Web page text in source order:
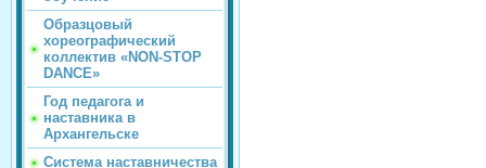
Образцовый
хореографический
коллектив «NON-STOP
DANCE»
Год педагога и
наставника в
Архангельске
Система наставничества